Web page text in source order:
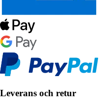
Leverans och retur